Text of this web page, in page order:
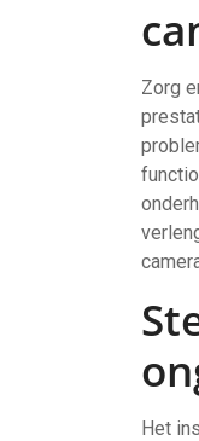
Zorg
Het